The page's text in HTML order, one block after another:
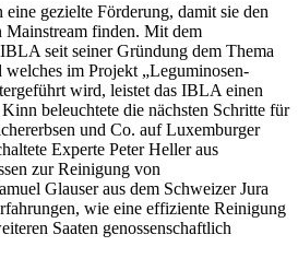
gezielte Förderung, damit sie den
Mainstream finden. Mit dem
seit seiner Gründung dem Thema
im Projekt „Leguminosen-
wird, leistet das IBLA einen
beleuchtete die nächsten Schritte für
und Co. auf Luxemburger
Experte Peter Heller aus
zur Reinigung von
Glauser aus dem Schweizer Jura
wie eine effiziente Reinigung
Saaten genossenschaftlich